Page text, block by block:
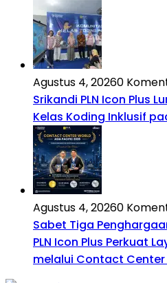
Agustus 4, 20260
Srikandi PLN Icon Plus
Kelas Koding Inklusif
Agustus 4, 20260
Sabet Tiga
PLN Icon Plus Perkuat
melalui Contact Center